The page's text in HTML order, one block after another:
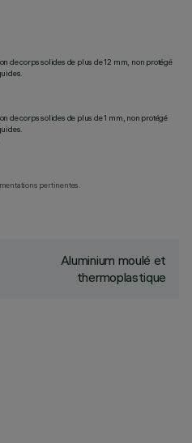
de corps solides de plus de 12 mm, non protégé
de corps solides de plus de 1 mm, non protégé
pertinentes.
Aluminium moulé et
thermoplastique